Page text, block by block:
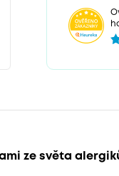
ze světa